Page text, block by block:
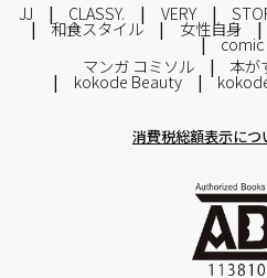
JJ CLASSY. VERY
和食スタイル 女性自身
comic
マンガ コミソル
本が
kokode Beauty
消費税総額表示につ